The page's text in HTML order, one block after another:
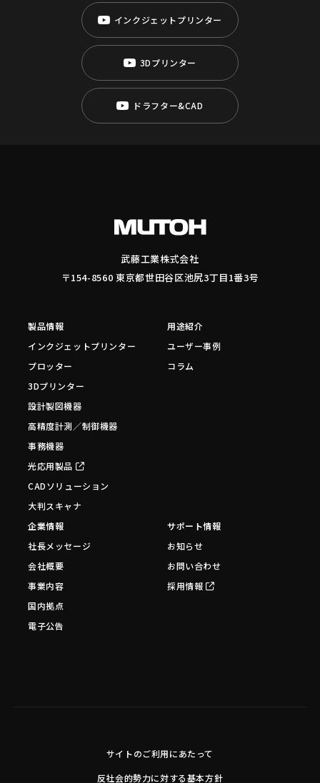
インクジェットプリンター
3Dプリンター
ドラフター&CAD
武藤工業株式会社
〒154-8560 東京都世田谷区池尻3丁目1番3号
製品情報
インクジェットプリンター
プロッター
3Dプリンター
設計製図機器
高精度計測／制御機器
事務機器
光応用製品
CADソリューション
大判スキャナ
用途紹介
ユーザー事例
コラム
企業情報
社長メッセージ
会社概要
事業内容
国内拠点
電子公告
サポート情報
お知らせ
お問い合わせ
採用情報
サイトのご利用にあたって
反社会的勢力に対する基本方針